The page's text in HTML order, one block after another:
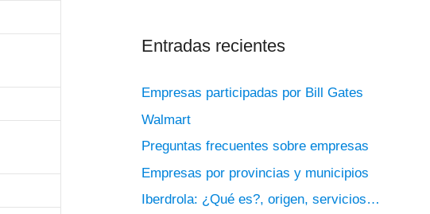
Entradas recientes
Empresas participadas por Bill Gates
Walmart
Preguntas frecuentes sobre empresas
Empresas por provincias y municipios
Iberdrola: ¿Qué es?, origen, servicios…